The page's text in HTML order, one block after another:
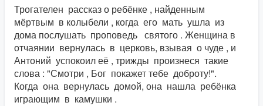
Трогателен рассказ о ребёнке , найденным
мёртвым в колыбели , когда его мать ушла из
дома послушать проповедь святого . Женщина в
отчаянии вернулась в церковь, взывая о чуде , и
Антоний успокоил её , трижды произнеся такие
слова : "Смотри , Бог покажет тебе доброту!".
Когда она вернулась домой, она нашла ребёнка
играющим в камушки .